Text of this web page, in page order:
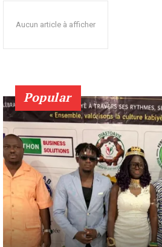
Aucun article à afficher
Popular